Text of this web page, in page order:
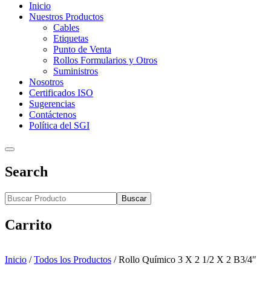
Inicio
Nuestros Productos
Cables
Etiquetas
Punto de Venta
Rollos Formularios y Otros
Suministros
Nosotros
Certificados ISO
Sugerencias
Contáctenos
Política del SGI
Search
Buscar
Carrito
Inicio / Todos los Productos /Rollo Químico 3 X 2 1/2 X 2 B3/4″